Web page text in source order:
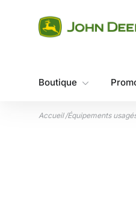
Boutique
Accueil /Équipements